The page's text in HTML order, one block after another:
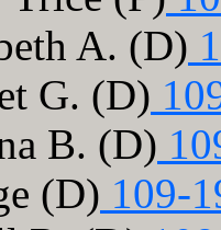
A. (D)
G. (D)
B. (D)
(D) 109-